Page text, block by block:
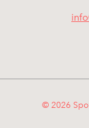
© 2026